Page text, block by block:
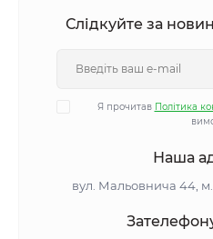
Слідкуйте за
Я прочитав Політика
Наша
вул. Мальовнича 44,